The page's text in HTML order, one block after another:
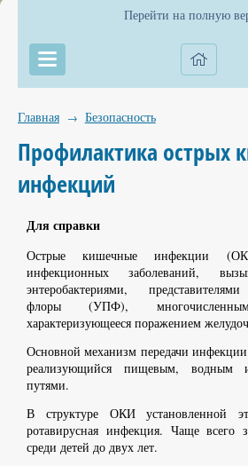
Перейти на полную
Главная → Безопасность
Профилактика острых
инфекций
Для справки
Острые кишечные инфекции
инфекционных заболеваний,
энтеробактериями,
флоры (УПФ),
характеризующееся поражением
Основной механизм передачи
реализующийся пищевым, водным
путями.
В структуре ОКИ установленной
ротавирусная инфекция. Чаще всего
среди детей до двух лет.